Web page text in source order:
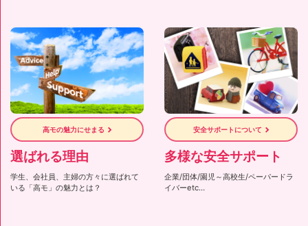
高モの魅力にせまる
選ばれる理由
学生、会社員、主婦の方々に選ばれて
いる「高モ」の魅力とは？
安全サポートについて
多様な安全サポート
企業/団体/園児～高校生/ペーパードラ
イバーetc…